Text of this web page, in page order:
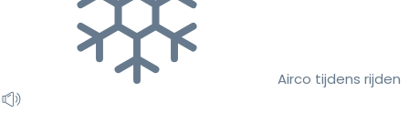
Airco tijdens rijden